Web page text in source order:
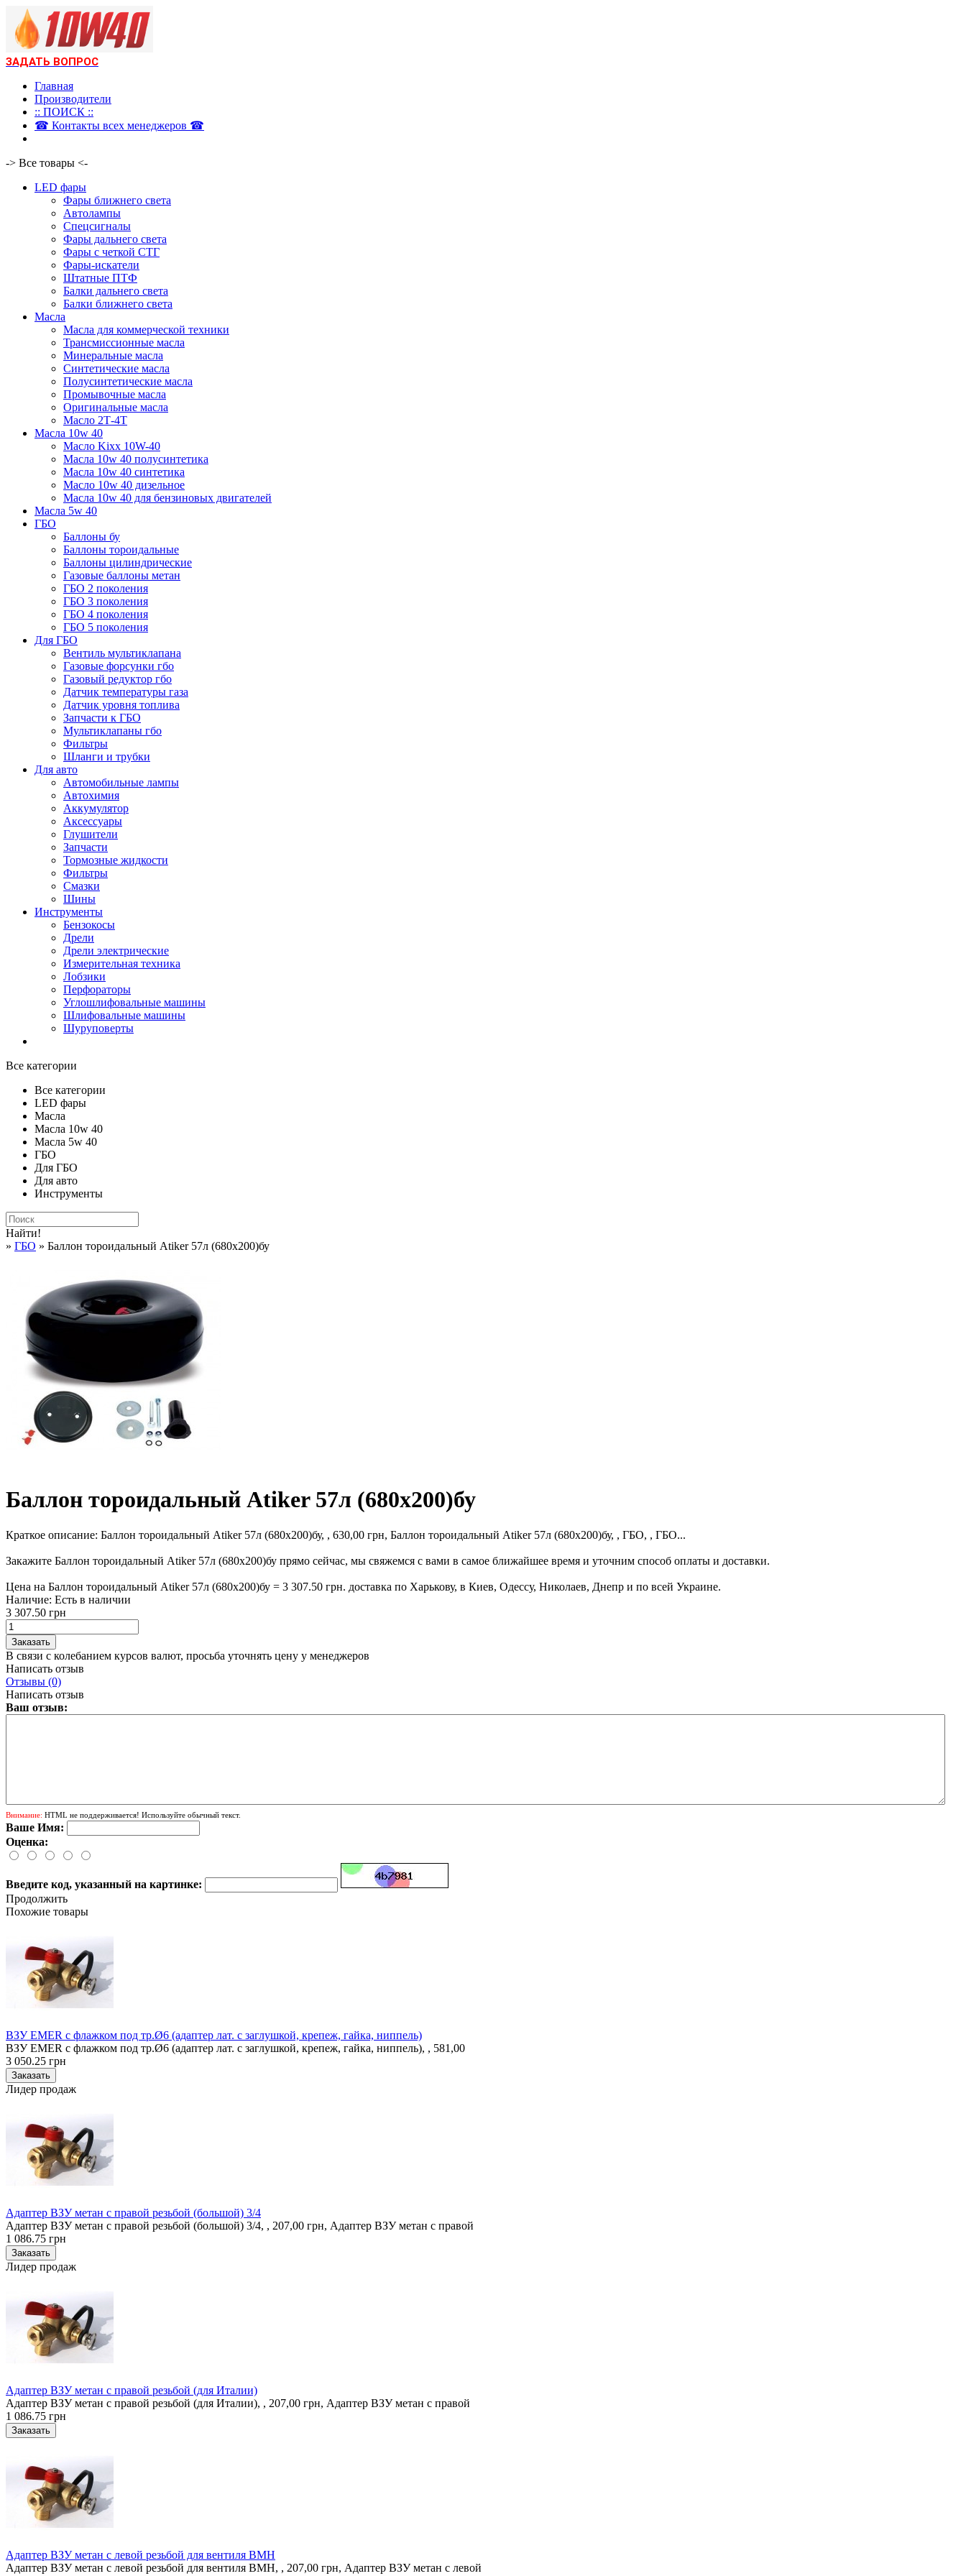
ЗАДАТЬ ВОПРОС
Главная
Производители
:: ПОИСК ::
☎ Контакты всех менеджеров ☎
-> Все товары <-
LED фары
Фары ближнего света
Автолампы
Спецсигналы
Фары дальнего света
Фары с четкой СТГ
Фары-искатели
Штатные ПТФ
Балки дальнего света
Балки ближнего света
Масла
Масла для коммерческой техники
Трансмиссионные масла
Минеральные масла
Синтетические масла
Полусинтетические масла
Промывочные масла
Оригинальные масла
Масло 2Т-4Т
Масла 10w 40
Mасло Kixx 10W-40
Масла 10w 40 полусинтетика
Масла 10w 40 синтетика
Масло 10w 40 дизельное
Масла 10w 40 для бензиновых двигателей
Масла 5w 40
ГБО
Баллоны бу
Баллоны тороидальные
Баллоны цилиндрические
Газовые баллоны метан
ГБО 2 поколения
ГБО 3 поколения
ГБО 4 поколения
ГБО 5 поколения
Для ГБО
Вентиль мультиклапана
Газовые форсунки гбо
Газовый редуктор гбо
Датчик температуры газа
Датчик уровня топлива
Запчасти к ГБО
Мультиклапаны гбо
Фильтры
Шланги и трубки
Для авто
Автомобильные лампы
Автохимия
Аккумулятор
Аксессуары
Глушители
Запчасти
Тормозные жидкости
Фильтры
Смазки
Шины
Инструменты
Бензокосы
Дрели
Дрели электрические
Измерительная техника
Лобзики
Перфораторы
Углошлифовальные машины
Шлифовальные машины
Шуруповерты
Все категории
Все категории
LED фары
Масла
Масла 10w 40
Масла 5w 40
ГБО
Для ГБО
Для авто
Инструменты
Найти!
» ГБО » Баллон тороидальный Atiker 57л (680х200)бу
Баллон тороидальный Atiker 57л (680х200)бу
Краткое описание: Баллон тороидальный Atiker 57л (680х200)бу, , 630,00 грн, Баллон тороидальный Atiker 57л (680х200)бу, , ГБО, , ГБО...
Закажите Баллон тороидальный Atiker 57л (680х200)бу прямо сейчас, мы свяжемся с вами в самое ближайшее время и уточним способ оплаты и доставки.
Цена на Баллон тороидальный Atiker 57л (680х200)бу = 3 307.50 грн. доставка по Харькову, в Киев, Одессу, Николаев, Днепр и по всей Украине.
Наличие: Есть в наличии
3 307.50 грн
В связи с колебанием курсов валют, просьба уточнять цену у менеджеров
Написать отзыв
Отзывы (0)
Написать отзыв
Ваш отзыв:
Внимание: HTML не поддерживается! Используйте обычный текст.
Ваше Имя:
Оценка:
Введите код, указанный на картинке:
Продолжить
Похожие товары
ВЗУ EMER с флажком под тр.Ø6 (адаптер лат. с заглушкой, крепеж, гайка, ниппель)
ВЗУ EMER с флажком под тр.Ø6 (адаптер лат. с заглушкой, крепеж, гайка, ниппель), , 581,00
3 050.25 грн
Лидер продаж
Адаптер ВЗУ метан с правой резьбой (большой) 3/4
Адаптер ВЗУ метан с правой резьбой (большой) 3/4, , 207,00 грн, Адаптер ВЗУ метан с правой
1 086.75 грн
Лидер продаж
Адаптер ВЗУ метан с правой резьбой (для Италии)
Адаптер ВЗУ метан с правой резьбой (для Италии), , 207,00 грн, Адаптер ВЗУ метан с правой
1 086.75 грн
Адаптер ВЗУ метан с левой резьбой для вентиля ВМН
Адаптер ВЗУ метан с левой резьбой для вентиля ВМН, , 207,00 грн, Адаптер ВЗУ метан с левой